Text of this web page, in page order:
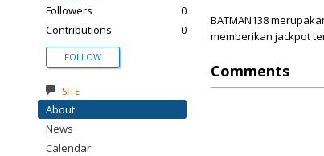
BATMAN138
memberikan jackpot
Comments
Followers
0
Contributions
0
FOLLOW
SITE
About
News
Calendar